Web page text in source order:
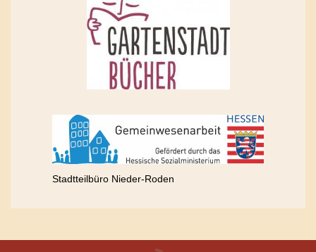
Stadtteilbüro Nieder-Roden